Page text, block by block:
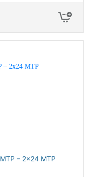
– 2x24 MTP